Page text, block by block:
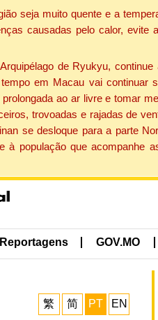
seja muito quente e a
causadas pelo calor,
de Ryukyu,
em Macau vai
ao ar livre e tomar
trovoadas e rajadas de
se desloque para a parte
população que acompanhe
Reportagens GOV.MO
繁 简 PT EN